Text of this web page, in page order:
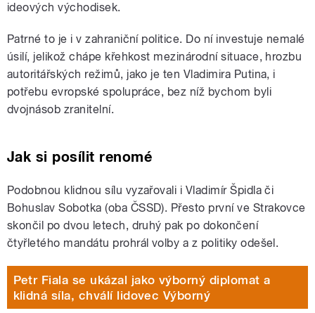
ideových východisek.
Patrné to je i v zahraniční politice. Do ní investuje nemalé
úsilí, jelikož chápe křehkost mezinárodní situace, hrozbu
autoritářských režimů, jako je ten Vladimira Putina, i
potřebu evropské spolupráce, bez níž bychom byli
dvojnásob zranitelní.
Jak si posílit renomé
Podobnou klidnou sílu vyzařovali i Vladimír Špidla či
Bohuslav Sobotka (oba ČSSD). Přesto první ve Strakovce
skončil po dvou letech, druhý pak po dokončení
čtyřletého mandátu prohrál volby a z politiky odešel.
Petr Fiala se ukázal jako výborný diplomat a
klidná síla, chválí lidovec Výborný